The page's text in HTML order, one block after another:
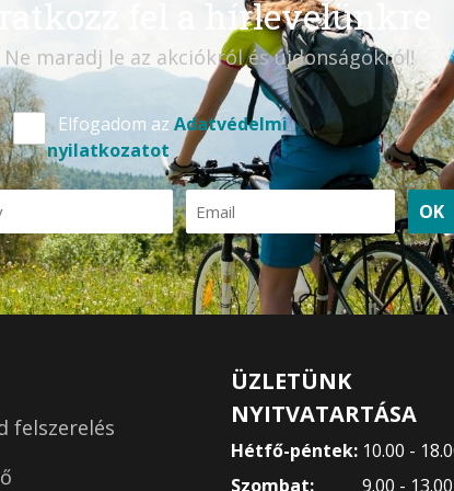
Iratkozz fel a hírlevelünkre
Ne maradj le az akciókról és újdonságokról!
Elfogadom az Adatvédelmi
nyilatkozatot
OK
felszerelés
ÜZLETÜNK
NYITVATARTÁSA
Hétfő-péntek: 10.00 -
Szombat:
9.00 -